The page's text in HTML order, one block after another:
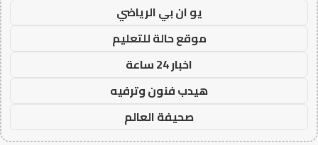
يو ان بي الرياضي
موقع حالة للتعليم
اخبار 24 ساعة
هيدب فنون وترفيه
صحيفة العالم